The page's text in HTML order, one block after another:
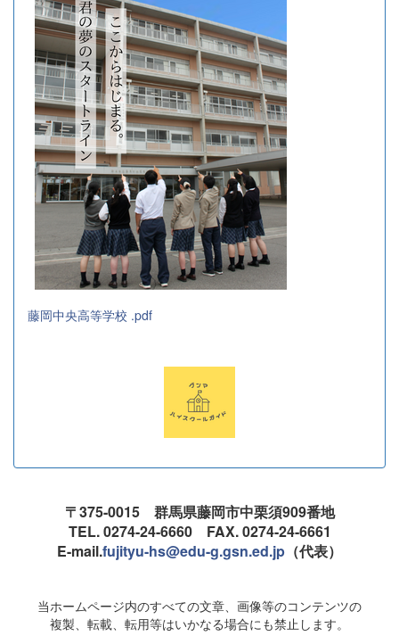
藤岡中央高等学校 .pdf
〒375-0015 群馬県藤岡市中栗須909番地
TEL. 0274-24-6660 FAX. 0274-24-6661
E-mail.fujityu-hs@edu-g.gsn.ed.jp （代表）
当ホームページ内のすべての文章、画像等のコンテンツの
複製、転載、転用等はいかなる場合にも禁止します。